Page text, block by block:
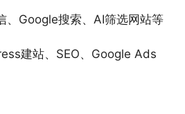
、Google搜索、AI筛选网站等
建站、SEO、Google Ads